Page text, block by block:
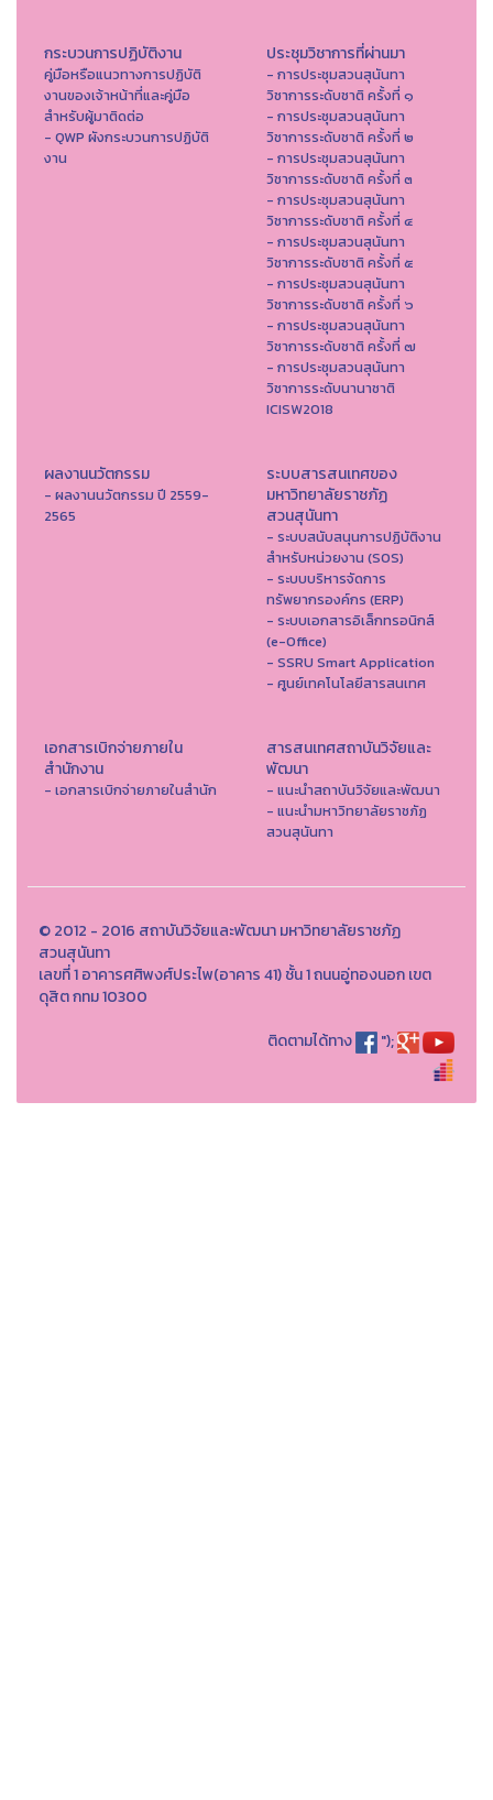
กระบวนการปฏิบัติงาน
คู่มือหรือแนวทางการปฏิบัติ
งานของเจ้าหน้าที่และคู่มือ
สำหรับผู้มาติดต่อ
- QWP ผังกระบวนการปฏิบัติ
งาน
ประชุมวิชาการที่ผ่านมา
- การประชุมสวนสุนันทา
วิชาการระดับชาติ ครั้งที่ ๑
- การประชุมสวนสุนันทา
วิชาการระดับชาติ ครั้งที่ ๒
- การประชุมสวนสุนันทา
วิชาการระดับชาติ ครั้งที่ ๓
- การประชุมสวนสุนันทา
วิชาการระดับชาติ ครั้งที่ ๔
- การประชุมสวนสุนันทา
วิชาการระดับชาติ ครั้งที่ ๕
- การประชุมสวนสุนันทา
วิชาการระดับชาติ ครั้งที่ ๖
- การประชุมสวนสุนันทา
วิชาการระดับชาติ ครั้งที่ ๗
- การประชุมสวนสุนันทา
วิชาการระดับนานาชาติ
ICISW2018
ผลงานนวัตกรรม
- ผลงานนวัตกรรม ปี 2559-
2565
ระบบสารสนเทศของ
มหาวิทยาลัยราชภัฏ
สวนสุนันทา
- ระบบสนับสนุนการปฏิบัติงาน
สำหรับหน่วยงาน (SOS)
- ระบบบริหารจัดการ
ทรัพยากรองค์กร (ERP)
- ระบบเอกสารอิเล็กทรอนิกส์
(e-Office)
- SSRU Smart Application
- ศูนย์เทคโนโลยีสารสนเทศ
เอกสารเบิกจ่ายภายใน
สำนักงาน
- เอกสารเบิกจ่ายภายในสำนัก
สารสนเทศสถาบันวิจัยและ
พัฒนา
- แนะนำสถาบันวิจัยและพัฒนา
- แนะนำมหาวิทยาลัยราชภัฏ
สวนสุนันทา
© 2012 - 2016 สถาบันวิจัยและพัฒนา มหาวิทยาลัยราชภัฏ
สวนสุนันทา
เลขที่ 1 อาคารศศิพงศ์ประไพ(อาคาร 41) ชั้น 1 ถนนอู่ทองนอก เขต
ดุสิต กทม 10300
ติดตามได้ทาง
");